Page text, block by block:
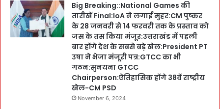
Big Breaking::National Games की
तारीखें Final:IoA ने लगाईं मुहर:CM पुष्कर
के 28 जनवरी से 14 फरवरी तक के प्रस्ताव को
जस के तस किया मंजूर:उत्तराखंड में पहली
बार होंगे देश के सबसे बड़े खेल:President PT
उषा ने भेजा मंजूरी पत्र:GTCC का भी
गठन:सुनयना GTCC
Chairperson:ऐतिहासिक होंगे 38वें राष्ट्रीय
खेल-CM PSD
November 6, 2024